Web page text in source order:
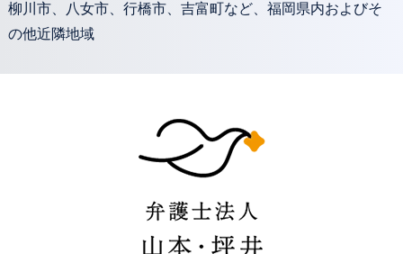
柳川市、八女市、行橋市、吉富町など、福岡県内およびそ
の他近隣地域